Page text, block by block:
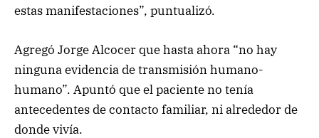
estas manifestaciones”, puntualizó.
Agregó Jorge Alcocer que hasta ahora “no hay
ninguna evidencia de transmisión humano-
humano”. Apuntó que el paciente no tenía
antecedentes de contacto familiar, ni alrededor de
donde vivía.